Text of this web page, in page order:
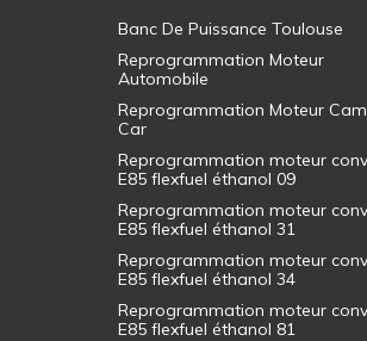
Banc De Puissance Toulouse
Reprogrammation Moteur
Automobile
Reprogrammation Moteur
Car
Reprogrammation moteur
E85 flexfuel éthanol 09
Reprogrammation moteur
E85 flexfuel éthanol 31
Reprogrammation moteur
E85 flexfuel éthanol 34
Reprogrammation moteur
E85 flexfuel éthanol 81